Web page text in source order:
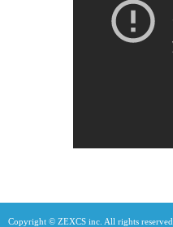
Copyright © ZEXCS inc. All rights reserved.